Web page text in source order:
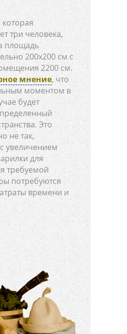
три человека,
площадь
200х200 см с
2200 см.
мнение, что
моментом в
будет
Это
не так,
увеличением
для
требуемой
потребуются
времени и